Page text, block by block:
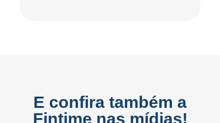
E confira também a
Fintime nas mídias!